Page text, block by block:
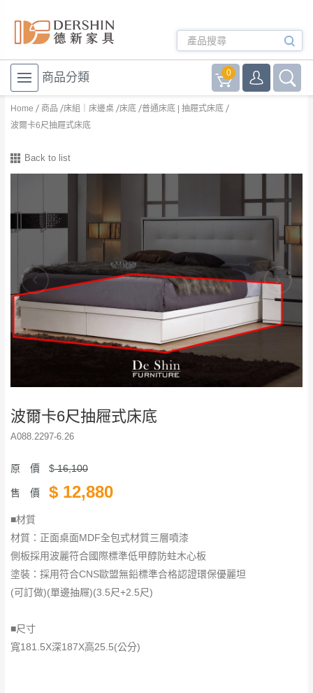
商品分類 0
Home 商品 床組｜床邊桌 床底 普通床底 | 抽屜式床底
波爾卡6尺抽屜式床底
Back to list
波爾卡6尺抽屜式床底
A088.2297-6.26
原 價 $16,100
售 價 $ 12,880
■材質
材質：正面桌面MDF全包式材質三層噴漆
側板採用波麗符合國際標準低甲醇防蛀木心板
塗裝：採用符合CNS歐盟無鉛標準合格認證環保優麗坦
(可訂做)(單邊抽屜)(3.5尺+2.5尺)
■尺寸
寬181.5X深187X高25.5(公分)